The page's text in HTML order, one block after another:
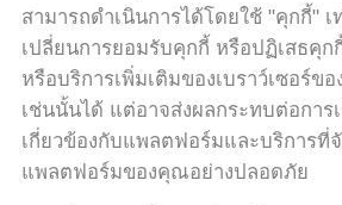
เสนอ
ราคา
แผนผัง
สามารถดำเนินการได้โดยใช้ "คุกกี้"
เปลี่ยนการยอมรับคุกกี้ หรือปฏิเสธคุก
หรือบริการเพิ่มเติมของเบราว์เซอร์
เช่นนั้นได้ แต่อาจส่งผลกระทบต่อการ
เกี่ยวข้องกับแพลตฟอร์มและบริการที่
แพลตฟอร์มของคุณอย่างปลอดภัย